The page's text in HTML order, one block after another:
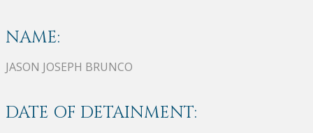
NAME:
JASON JOSEPH BRUNCO
DATE OF DETAINMENT: